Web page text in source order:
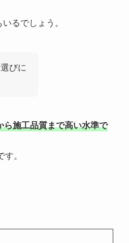
るでしょう。
びに
ら施工品質まで高い水準で
す。